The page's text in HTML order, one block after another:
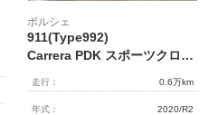
ポルシェ
911(Type992)
Carrera PDK スポーツクロノPKG カレラSホイール スポーツテールパイプ
走行： 0.6万km
年式： 2020/R2